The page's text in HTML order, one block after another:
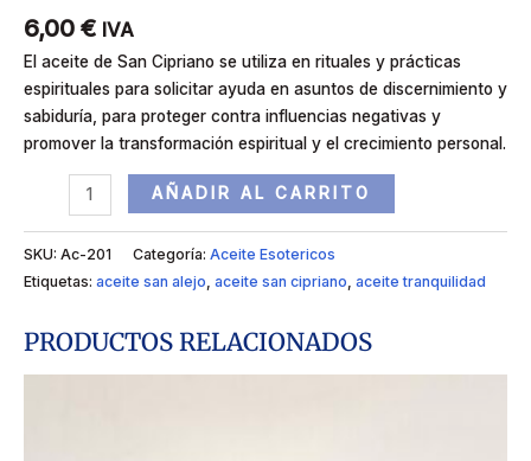
6,00 € IVA
El aceite de San Cipriano se utiliza en rituales y prácticas
espirituales para solicitar ayuda en asuntos de discernimiento y
sabiduría, para proteger contra influencias negativas y
promover la transformación espiritual y el crecimiento personal.
AÑADIR AL CARRITO
SKU: Ac-201 Categoría: Aceite Esotericos
Etiquetas: aceite san alejo aceite san cipriano aceite tranquilidad
PRODUCTOS RELACIONADOS